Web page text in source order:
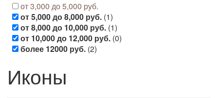
от 3,000 до 5,000 руб.
от 5,000 до 8,000 руб. (1)
от 8,000 до 10,000 руб. (1)
от 10,000 до 12,000 руб. (0)
более 12000 руб. (2)
Иконы